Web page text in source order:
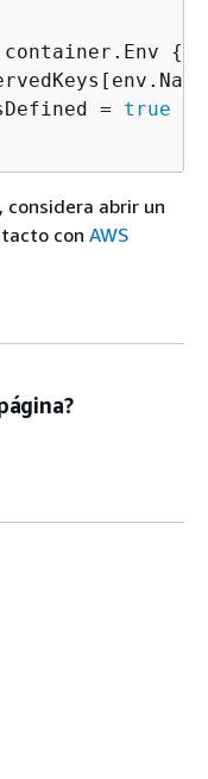
container.Env {
=
true
considera abrir un
con AWS